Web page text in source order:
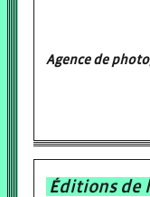
Agence de
Éditions de